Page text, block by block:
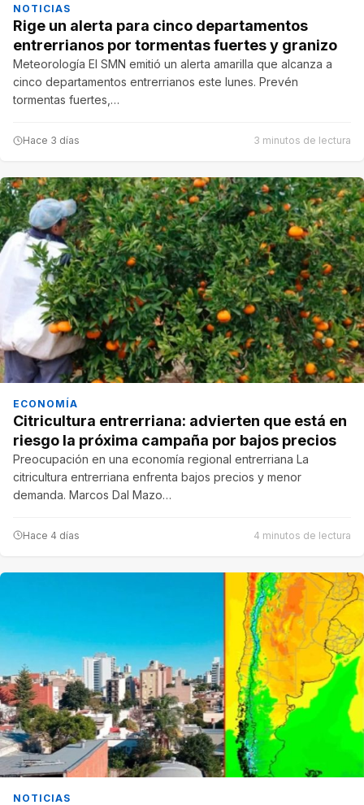
NOTICIAS
Rige un alerta para cinco departamentos
entrerrianos por tormentas fuertes y granizo
Meteorología El SMN emitió un alerta amarilla que alcanza a
cinco departamentos entrerrianos este lunes. Prevén
tormentas fuertes,…
Hace 3 días 3 minutos de lectura
ECONOMÍA
Citricultura entrerriana: advierten que está en
riesgo la próxima campaña por bajos precios
Preocupación en una economía regional entrerriana La
citricultura entrerriana enfrenta bajos precios y menor
demanda. Marcos Dal Mazo…
Hace 4 días 4 minutos de lectura
NOTICIAS